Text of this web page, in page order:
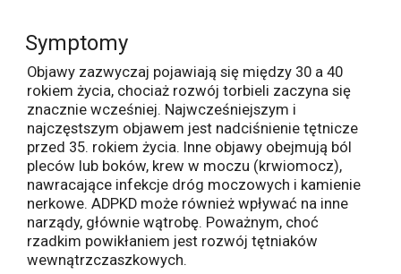
Symptomy
Objawy zazwyczaj pojawiają się między 30 a 40
rokiem życia, chociaż rozwój torbieli zaczyna się
znacznie wcześniej. Najwcześniejszym i
najczęstszym objawem jest nadciśnienie tętnicze
przed 35. rokiem życia. Inne objawy obejmują ból
pleców lub boków, krew w moczu (krwiomocz),
nawracające infekcje dróg moczowych i kamienie
nerkowe. ADPKD może również wpływać na inne
narządy, głównie wątrobę. Poważnym, choć
rzadkim powikłaniem jest rozwój tętniaków
wewnątrzczaszkowych.